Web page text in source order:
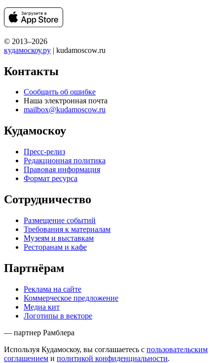
© 2013–2026
кудамоскоу.ру | kudamoscow.ru
Контакты
Сообщить об ошибке
Наша электронная почта
mailbox@kudamoscow.ru
Кудамоскоу
Пресс-релиз
Редакционная политика
Правовая информация
Формат ресурса
Сотрудничество
Размещение событий
Требования к материалам
Музеям и выставкам
Ресторанам и кафе
Партнёрам
Реклама на сайте
Коммерческое предложение
Медиа кит
Логотипы в векторе
— партнер Рамблера
Используя Кудамоскоу, вы соглашаетесь с пользовательским
соглашением и политикой конфиденциальности.